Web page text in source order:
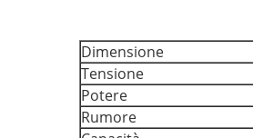
Dimensione
Tensione
Potere
Rumore